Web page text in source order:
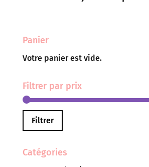
Panier
Votre panier est vide.
Filtrer par prix
Filtrer
Catégories